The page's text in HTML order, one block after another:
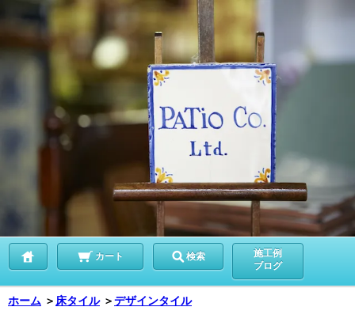
カート 検索
施工例
ブログ
ホーム ＞ 床タイル ＞デザインタイル